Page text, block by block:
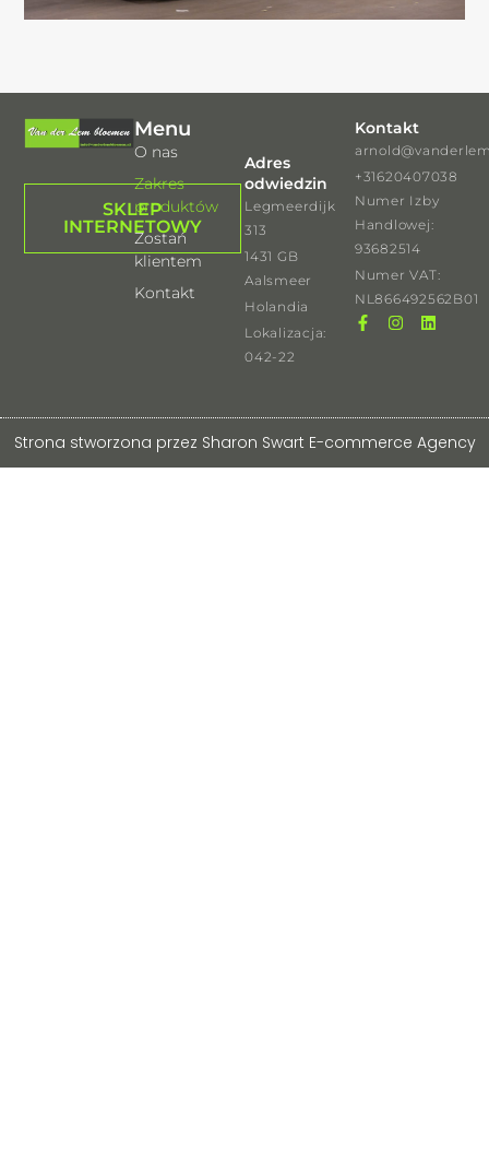
SKLEP
INTERNETOWY
Menu
O nas
Zakres
produktów
Zostań
klientem
Kontakt
Adres
odwiedzin
Legmeerdijk
313
1431 GB
Aalsmeer
Holandia
Lokalizacja:
042-22
Kontakt
+31620407038
Numer Izby
Handlowej:
93682514
Numer VAT:
NL866492562B01
Strona stworzona przez Sharon Swart E-commerce Agency